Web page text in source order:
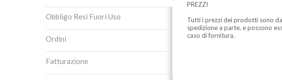
Obbligo Resi Fuori Uso
Ordini
Fatturazione
PREZZI
Tutti i prezzi dei prodotti sono
spedizione a parte, e possono
caso di fornitura.